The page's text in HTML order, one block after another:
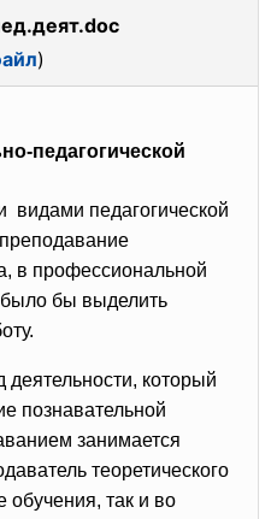
)
педагогической
педагогической
в профессиональной
бы выделить
который
познавательной
занимается
теоретического
обучения, так и во